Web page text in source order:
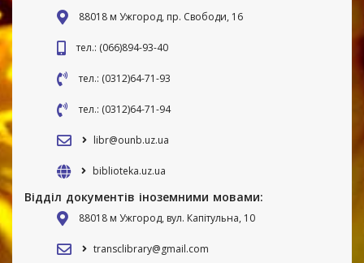
88018 м Ужгород, пр. Свободи, 16
тел.: (066)894-93-40
тел.: (0312)64-71-93
тел.: (0312)64-71-94
libr@ounb.uz.ua
biblioteka.uz.ua
Відділ документів іноземними мовами:
88018 м Ужгород, вул. Капітульна, 10
transclibrary@gmail.com